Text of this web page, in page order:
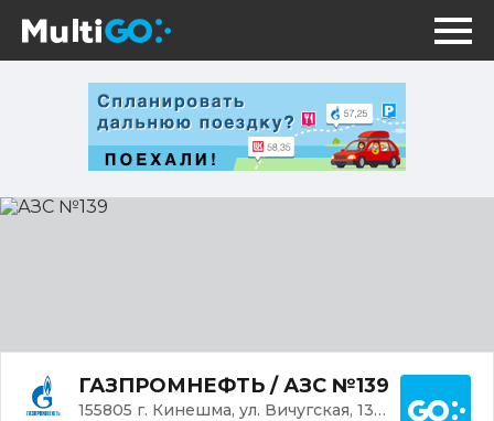
АЗС
ГАЗПРОМНЕФТЬ / АЗС №139
155805 г. Кинешма, ул. Вичугская, 136Б